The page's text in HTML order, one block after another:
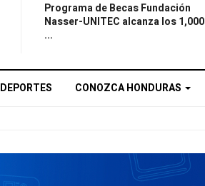
Programa de Becas Fundación
Nasser-UNITEC alcanza los 1,000
...
DEPORTES CONOZCA HONDURAS